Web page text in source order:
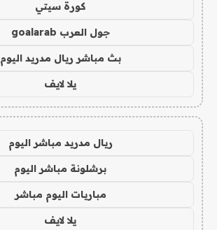
كورة سيتي
جول العرب goalarab
بث مباشر ريال مدريد اليوم
يلا لايف
ريال مدريد مباشر اليوم
برشلونة مباشر اليوم
مباريات اليوم مباشر
يلا لايف